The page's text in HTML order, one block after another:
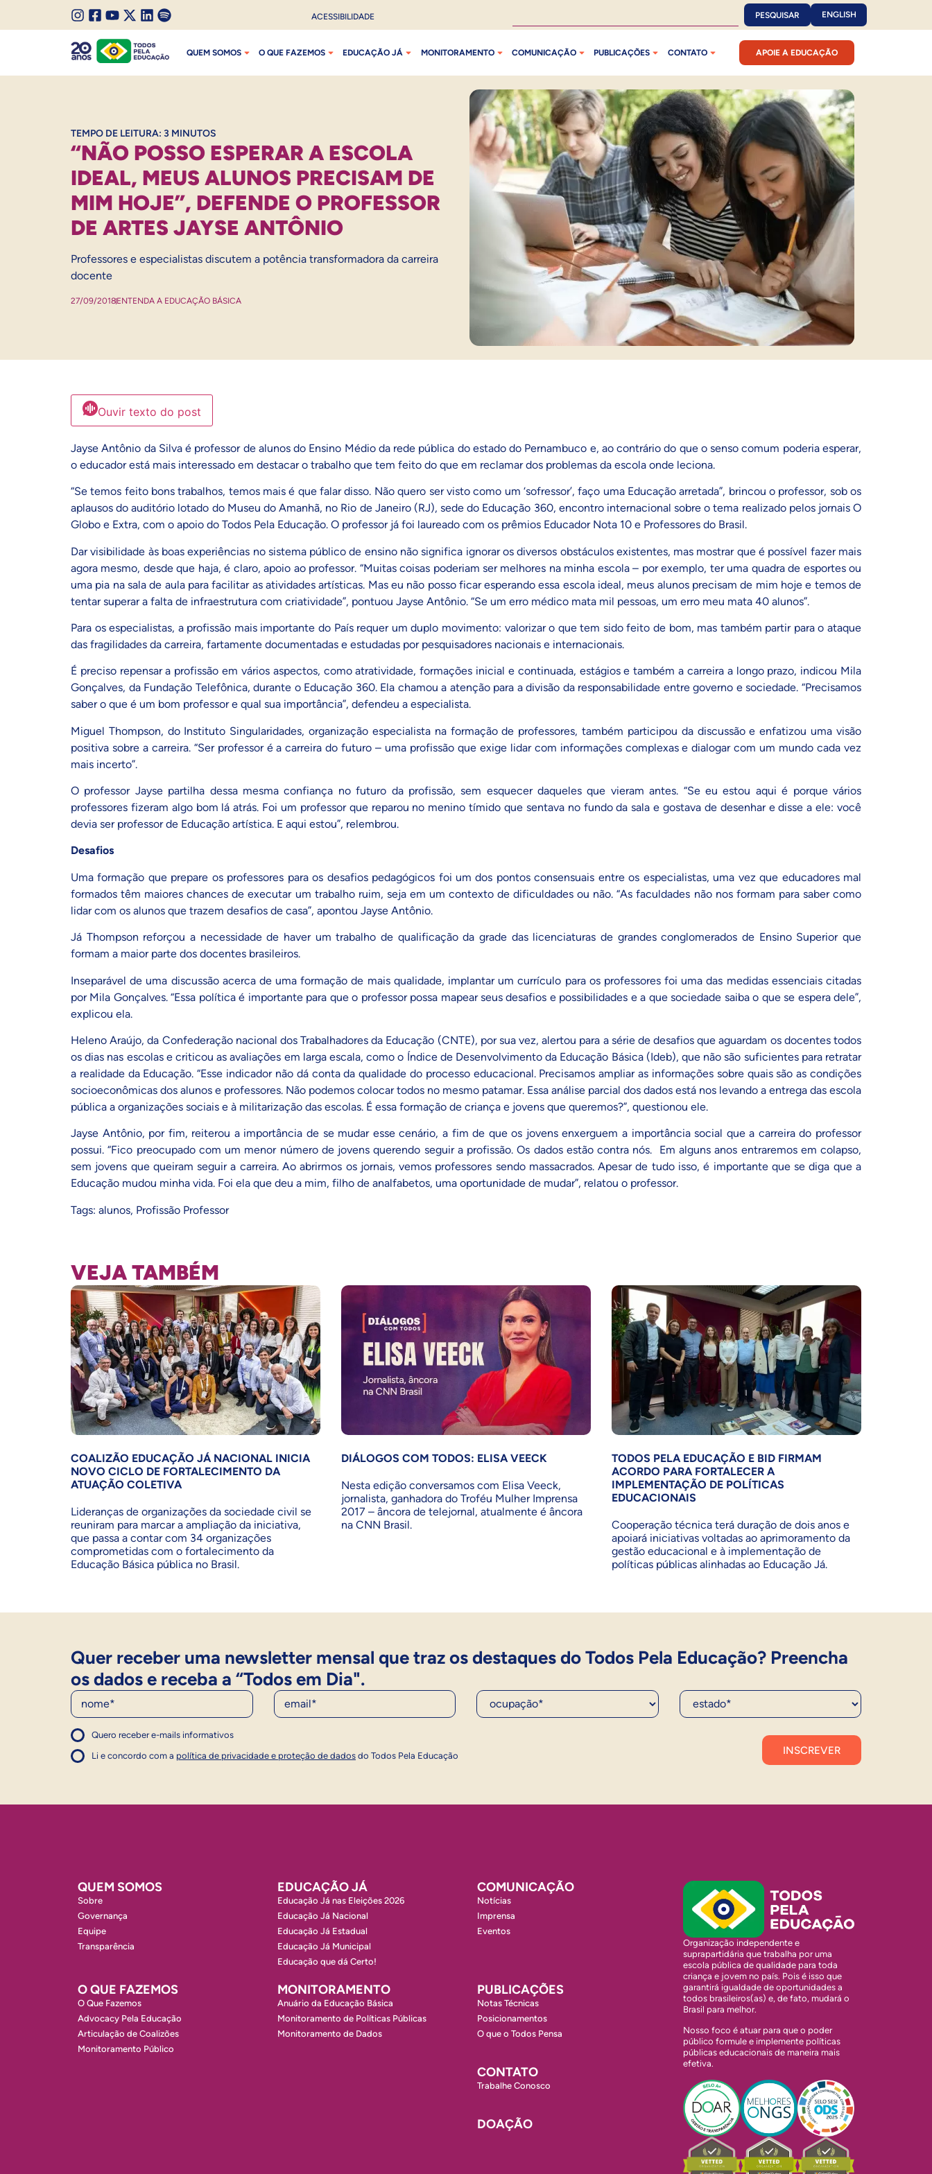
SALTAR PARA O CONTEÚDO
SALTAR PARA O MENU
I
n
s
a
m
F
c
k
Y
o
u
X
/
T
e
r
L
n
n
S
o
ACESSIBILIDADE PESQUISAR ENGLISH
QUEM SOMOS O QUE FAZEMOS EDUCAÇÃO JÁ MONITORAMENTO COMUNICAÇÃO PUBLICAÇÕES CONTATO APOIE A EDUCAÇÃO
TEMPO DE LEITURA: 3 MINUTOS
“NÃO POSSO ESPERAR A ESCOLA
IDEAL, MEUS ALUNOS PRECISAM DE
MIM HOJE”, DEFENDE O PROFESSOR
DE ARTES JAYSE ANTÔNIO
Professores e especialistas discutem a potência transformadora da carreira
docente
27/09/2018ENTENDA A EDUCAÇÃO BÁSICA
Ouvir texto do post
Jayse Antônio da Silva é professor de alunos do Ensino Médio da rede pública do estado do Pernambuco e, ao contrário do que o senso comum poderia esperar,
o educador está mais interessado em destacar o trabalho que tem feito do que em reclamar dos problemas da escola onde leciona.
“Se temos feito bons trabalhos, temos mais é que falar disso. Não quero ser visto como um ‘sofressor’, faço uma Educação arretada”, brincou o professor, sob os
aplausos do auditório lotado do Museu do Amanhã, no Rio de Janeiro (RJ), sede do Educação 360, encontro internacional sobre o tema realizado pelos jornais O
Globo e Extra, com o apoio do Todos Pela Educação. O professor já foi laureado com os prêmios Educador Nota 10 e Professores do Brasil.
Dar visibilidade às boas experiências no sistema público de ensino não significa ignorar os diversos obstáculos existentes, mas mostrar que é possível fazer mais
agora mesmo, desde que haja, é claro, apoio ao professor. “Muitas coisas poderiam ser melhores na minha escola – por exemplo, ter uma quadra de esportes ou
uma pia na sala de aula para facilitar as atividades artísticas. Mas eu não posso ficar esperando essa escola ideal, meus alunos precisam de mim hoje e temos de
tentar superar a falta de infraestrutura com criatividade”, pontuou Jayse Antônio. “Se um erro médico mata mil pessoas, um erro meu mata 40 alunos”.
Para os especialistas, a profissão mais importante do País requer um duplo movimento: valorizar o que tem sido feito de bom, mas também partir para o ataque
das fragilidades da carreira, fartamente documentadas e estudadas por pesquisadores nacionais e internacionais.
É preciso repensar a profissão em vários aspectos, como atratividade, formações inicial e continuada, estágios e também a carreira a longo prazo, indicou Mila
Gonçalves, da Fundação Telefônica, durante o Educação 360. Ela chamou a atenção para a divisão da responsabilidade entre governo e sociedade. “Precisamos
saber o que é um bom professor e qual sua importância”, defendeu a especialista.
Miguel Thompson, do Instituto Singularidades, organização especialista na formação de professores, também participou da discussão e enfatizou uma visão
positiva sobre a carreira. “Ser professor é a carreira do futuro – uma profissão que exige lidar com informações complexas e dialogar com um mundo cada vez
mais incerto”.
O professor Jayse partilha dessa mesma confiança no futuro da profissão, sem esquecer daqueles que vieram antes. “Se eu estou aqui é porque vários
professores fizeram algo bom lá atrás. Foi um professor que reparou no menino tímido que sentava no fundo da sala e gostava de desenhar e disse a ele: você
devia ser professor de Educação artística. E aqui estou”, relembrou.
Desafios
Uma formação que prepare os professores para os desafios pedagógicos foi um dos pontos consensuais entre os especialistas, uma vez que educadores mal
formados têm maiores chances de executar um trabalho ruim, seja em um contexto de dificuldades ou não. “As faculdades não nos formam para saber como
lidar com os alunos que trazem desafios de casa”, apontou Jayse Antônio.
Já Thompson reforçou a necessidade de haver um trabalho de qualificação da grade das licenciaturas de grandes conglomerados de Ensino Superior que
formam a maior parte dos docentes brasileiros.
Inseparável de uma discussão acerca de uma formação de mais qualidade, implantar um currículo para os professores foi uma das medidas essenciais citadas
por Mila Gonçalves. “Essa política é importante para que o professor possa mapear seus desafios e possibilidades e a que sociedade saiba o que se espera dele”,
explicou ela.
Heleno Araújo, da Confederação nacional dos Trabalhadores da Educação (CNTE), por sua vez, alertou para a série de desafios que aguardam os docentes todos
os dias nas escolas e criticou as avaliações em larga escala, como o Índice de Desenvolvimento da Educação Básica (Ideb), que não são suficientes para retratar
a realidade da Educação. “Esse indicador não dá conta da qualidade do processo educacional. Precisamos ampliar as informações sobre quais são as condições
socioeconômicas dos alunos e professores. Não podemos colocar todos no mesmo patamar. Essa análise parcial dos dados está nos levando a entrega das escola
pública a organizações sociais e à militarização das escolas. É essa formação de criança e jovens que queremos?”, questionou ele.
Jayse Antônio, por fim, reiterou a importância de se mudar esse cenário, a fim de que os jovens enxerguem a importância social que a carreira do professor
possui. “Fico preocupado com um menor número de jovens querendo seguir a profissão. Os dados estão contra nós. Em alguns anos entraremos em colapso,
sem jovens que queiram seguir a carreira. Ao abrirmos os jornais, vemos professores sendo massacrados. Apesar de tudo isso, é importante que se diga que a
Educação mudou minha vida. Foi ela que deu a mim, filho de analfabetos, uma oportunidade de mudar”, relatou o professor.
Tags: alunos, Profissão Professor
VEJA TAMBÉM
COALIZÃO EDUCAÇÃO JÁ NACIONAL INICIA
NOVO CICLO DE FORTALECIMENTO DA
ATUAÇÃO COLETIVA
Lideranças de organizações da sociedade civil se
reuniram para marcar a ampliação da iniciativa,
que passa a contar com 34 organizações
comprometidas com o fortalecimento da
Educação Básica pública no Brasil.
DIÁLOGOS COM TODOS: ELISA VEECK
Nesta edição conversamos com Elisa Veeck,
jornalista, ganhadora do Troféu Mulher Imprensa
2017 – âncora de telejornal, atualmente é âncora
na CNN Brasil.
TODOS PELA EDUCAÇÃO E BID FIRMAM
ACORDO PARA FORTALECER A
IMPLEMENTAÇÃO DE POLÍTICAS
EDUCACIONAIS
Cooperação técnica terá duração de dois anos e
apoiará iniciativas voltadas ao aprimoramento da
gestão educacional e à implementação de
políticas públicas alinhadas ao Educação Já.
Quer receber uma newsletter mensal que traz os destaques do Todos Pela Educação? Preencha
os dados e receba a “Todos em Dia".
Nome E-Mail Ocupação* Estado*
Quero receber e-mails informativos
1
Concordo com a política
Concordo com a política
Li e concordo com a política de privacidade e proteção de dados do Todos Pela Educação
1
QUEM SOMOS
Sobre
Governança
Equipe
Transparência
EDUCAÇÃO JÁ
Educação Já nas Eleições 2026
Educação Já Nacional
Educação Já Estadual
Educação Já Municipal
Educação que dá Certo!
COMUNICAÇÃO
Notícias
Imprensa
Eventos
O QUE FAZEMOS
O Que Fazemos
Advocacy Pela Educação
Articulação de Coalizões
Monitoramento Público
MONITORAMENTO
Anuário da Educação Básica
Monitoramento de Políticas Públicas
Monitoramento de Dados
PUBLICAÇÕES
Notas Técnicas
Posicionamentos
O que o Todos Pensa
CONTATO
Trabalhe Conosco
DOAÇÃO
Organização independente e
suprapartidária que trabalha por uma
escola pública de qualidade para toda
criança e jovem no país. Pois é isso que
garantirá igualdade de oportunidades a
todos brasileiros(as) e, de fato, mudará o
Brasil para melhor.
Nosso foco é atuar para que o poder
público formule e implemente políticas
públicas educacionais de maneira mais
efetiva.